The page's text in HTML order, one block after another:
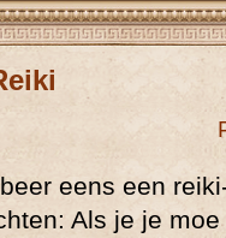
eens een
Als je je